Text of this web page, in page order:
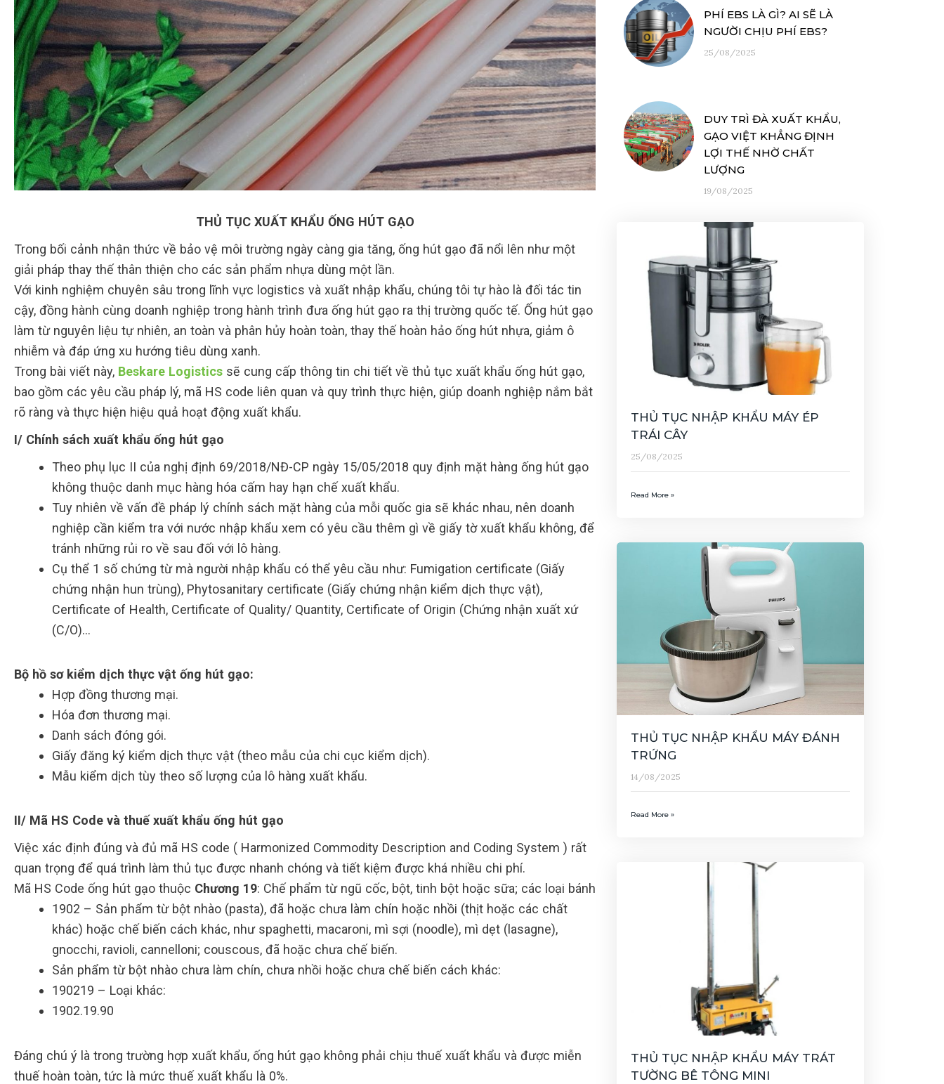
THỦ TỤC XUẤT KHẨU ỐNG HÚT GẠO
Trong bối cảnh nhận thức về bảo vệ môi trường ngày càng gia tăng, ống hút gạo đã nổi lên như một
giải pháp thay thế thân thiện cho các sản phẩm nhựa dùng một lần.
Với kinh nghiệm chuyên sâu trong lĩnh vực logistics và xuất nhập khẩu, chúng tôi tự hào là đối tác tin
cậy, đồng hành cùng doanh nghiệp trong hành trình đưa ống hút gạo ra thị trường quốc tế. Ống hút gạo
làm từ nguyên liệu tự nhiên, an toàn và phân hủy hoàn toàn, thay thế hoàn hảo ống hút nhựa, giảm ô
nhiễm và đáp ứng xu hướng tiêu dùng xanh.
Trong bài viết này, Beskare Logistics sẽ cung cấp thông tin chi tiết về thủ tục xuất khẩu ống hút gạo,
bao gồm các yêu cầu pháp lý, mã HS code liên quan và quy trình thực hiện, giúp doanh nghiệp nắm bắt
rõ ràng và thực hiện hiệu quả hoạt động xuất khẩu.
I/ Chính sách xuất khẩu ống hút gạo
Theo phụ lục II của nghị định 69/2018/NĐ-CP ngày 15/05/2018 quy định mặt hàng ống hút gạo
không thuộc danh mục hàng hóa cấm hay hạn chế xuất khẩu.
Tuy nhiên về vấn đề pháp lý chính sách mặt hàng của mỗi quốc gia sẽ khác nhau, nên doanh
nghiệp cần kiểm tra với nước nhập khẩu xem có yêu cầu thêm gì về giấy tờ xuất khẩu không, để
tránh những rủi ro về sau đối với lô hàng.
Cụ thể 1 số chứng từ mà người nhập khẩu có thể yêu cầu như: Fumigation certificate (Giấy
chứng nhận hun trùng), Phytosanitary certificate (Giấy chứng nhận kiểm dịch thực vật),
Certificate of Health, Certificate of Quality/ Quantity, Certificate of Origin (Chứng nhận xuất xứ
(C/O)…
Bộ hồ sơ kiểm dịch thực vật ống hút gạo:
Hợp đồng thương mại.
Hóa đơn thương mại.
Danh sách đóng gói.
Giấy đăng ký kiểm dịch thực vật (theo mẫu của chi cục kiểm dịch).
Mẫu kiểm dịch tùy theo số lượng của lô hàng xuất khẩu.
II/ Mã HS Code và thuế xuất khẩu ống hút gạo
Việc xác định đúng và đủ mã HS code ( Harmonized Commodity Description and Coding System ) rất
quan trọng để quá trình làm thủ tục được nhanh chóng và tiết kiệm được khá nhiều chi phí.
Mã HS Code ống hút gạo thuộc Chương 19: Chế phẩm từ ngũ cốc, bột, tinh bột hoặc sữa; các loại bánh
1902 – Sản phẩm từ bột nhào (pasta), đã hoặc chưa làm chín hoặc nhồi (thịt hoặc các chất
khác) hoặc chế biến cách khác, như spaghetti, macaroni, mì sợi (noodle), mì dẹt (lasagne),
gnocchi, ravioli, cannelloni; couscous, đã hoặc chưa chế biến.
Sản phẩm từ bột nhào chưa làm chín, chưa nhồi hoặc chưa chế biến cách khác:
190219 – Loại khác:
1902.19.90
Đáng chú ý là trong trường hợp xuất khẩu, ống hút gạo không phải chịu thuế xuất khẩu và được miễn
thuế hoàn toàn, tức là mức thuế xuất khẩu là 0%.
PHÍ EBS LÀ GÌ? AI SẼ LÀ
NGƯỜI CHỊU PHÍ EBS?
25/08/2025
DUY TRÌ ĐÀ XUẤT KHẨU,
GẠO VIỆT KHẲNG ĐỊNH
LỢI THẾ NHỜ CHẤT
LƯỢNG
19/08/2025
THỦ TỤC NHẬP KHẨU MÁY ÉP
TRÁI CÂY
25/08/2025
Read More »
THỦ TỤC NHẬP KHẨU MÁY ĐÁNH
TRỨNG
14/08/2025
Read More »
THỦ TỤC NHẬP KHẨU MÁY TRÁT
TƯỜNG BÊ TÔNG MINI